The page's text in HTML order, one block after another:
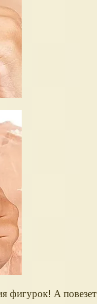
фигурок! А повезет